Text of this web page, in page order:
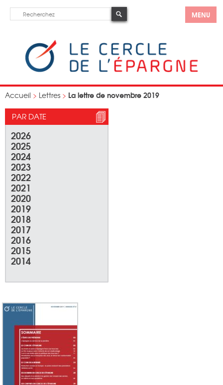
MENU
Accueil > Lettres > La lettre de novembre 2019
PAR DATE
2026
2025
2024
2023
2022
2021
2020
2019
2018
2017
2016
2015
2014